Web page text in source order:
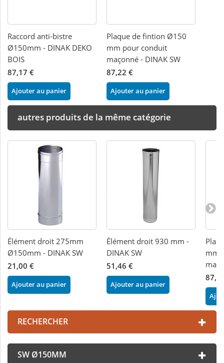
Raccord anti-bistre
Ø150mm - DINAK DEKO
BOIS
87,17 €
Ajouter au panier
Plaque de fintion Ø150
mm pour conduit
maçonné - DINAK SW
87,22 €
Ajouter au panier
autres produits de la même catégorie
Élément droit 275mm
Ø150mm - DINAK SW
21,00 €
Ajouter au panier
Élément droit 930 mm -
DINAK SW
51,46 €
Ajouter au panier
mm
RECHERCHER
SW Ø150MM